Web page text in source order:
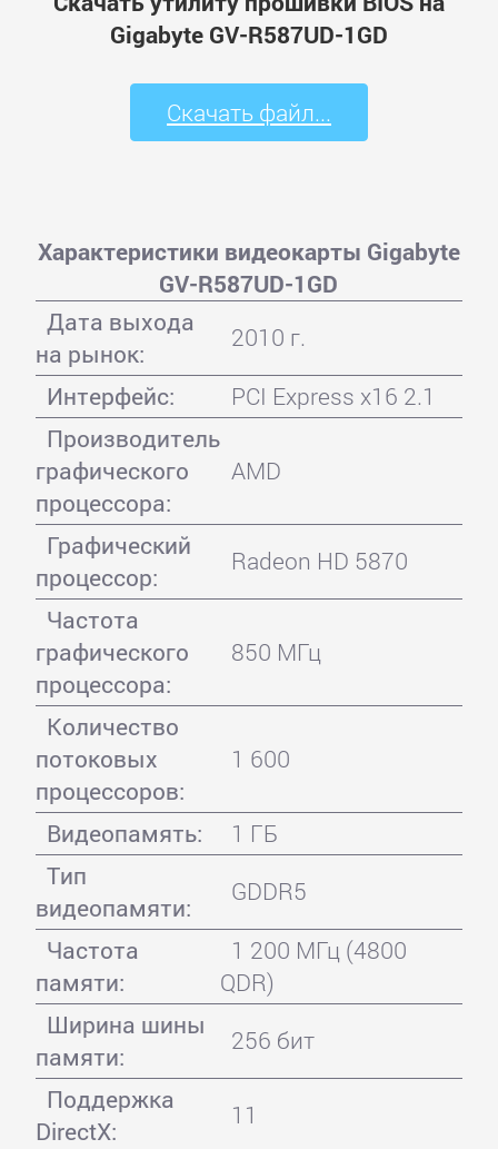
Gigabyte GV-R587UD-1GD
Скачать файл...
Характеристики видеокарты Gigabyte
GV-R587UD-1GD
Дата выхода
на рынок:
2010 г.
Интерфейс:
PCI Express x16 2.1
Производитель
графического
процессора:
AMD
Графический
процессор:
Radeon HD 5870
Частота
графического
процессора:
850 МГц
Количество
потоковых
процессоров:
1 600
Видеопамять:
1 ГБ
Тип
видеопамяти:
GDDR5
Частота
памяти:
1 200 МГц (4800
QDR)
Ширина шины
памяти:
256 бит
Поддержка
DirectX:
11